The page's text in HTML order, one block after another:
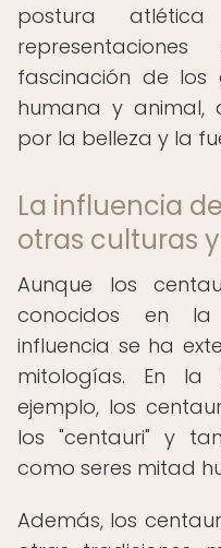
postura
fascinación de
humana y animal,
por la belleza y la
La influencia
otras culturas
Aunque los
conocidos en
influencia se ha
mitologías. En la
ejemplo, los
los "centauri" y
como seres mitad
Además, los